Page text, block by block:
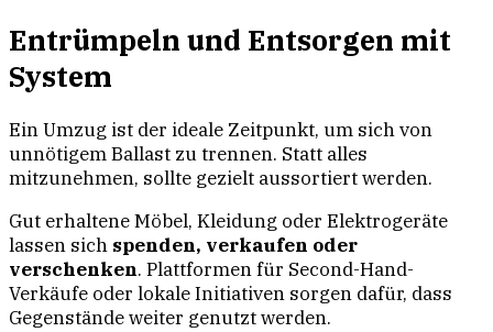
Entrümpeln und Entsorgen mit
System
Ein Umzug ist der ideale Zeitpunkt, um sich von
unnötigem Ballast zu trennen. Statt alles
mitzunehmen, sollte gezielt aussortiert werden.
Gut erhaltene Möbel, Kleidung oder Elektrogeräte
lassen sich spenden, verkaufen oder
verschenken. Plattformen für Second-Hand-
Verkäufe oder lokale Initiativen sorgen dafür, dass
Gegenstände weiter genutzt werden.